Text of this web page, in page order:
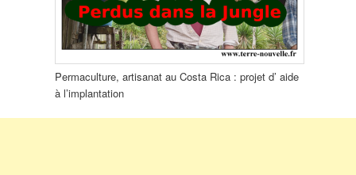
Permaculture, artisanat au Costa Rica : projet d’ aide
à l’implantation